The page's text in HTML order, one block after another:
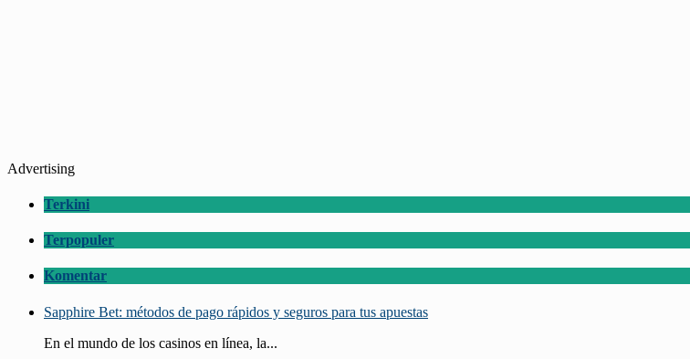
Advertising
Terkini
Terpopuler
Komentar
Sapphire Bet: métodos de pago rápidos y seguros para tus apuestas
En el mundo de los casinos en línea, la...